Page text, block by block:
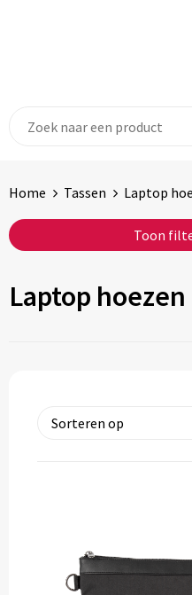
Home Tassen Laptop
Toon
Laptop